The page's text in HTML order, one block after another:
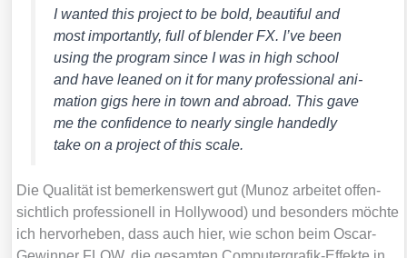
I wan­ted this pro­ject to be bold, beau­tiful and
most important­ly, full of blen­der FX. I’ve been
using the pro­gram sin­ce I was in high school
and have lea­ned on it for many pro­fes­sio­nal ani­
ma­ti­on gigs here in town and abroad. This gave
me the con­fi­dence to near­ly sin­gle han­dedly
take on a pro­ject of this sca­le.
Die Qua­li­tät ist bemer­kens­wert gut (Munoz arbei­tet offen­
sicht­lich pro­fes­sio­nell in Hol­ly­wood) und beson­ders möch­te
ich her­vor­he­ben, dass auch hier, wie schon beim Oscar-